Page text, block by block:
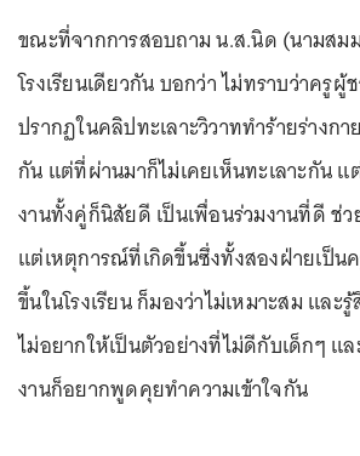
ขณะที่จากการสอบถาม น.ส.นิด (นามสม
โรงเรียนเดียวกัน บอกว่า ไม่ทราบว่าครู
ปรากฏในคลิปทะเลาะวิวาททำร้ายร่างก
กัน แต่ที่ผ่านมาก็ไม่เคยเห็นทะเลาะกัน แ
งานทั้งคู่ก็นิสัยดี เป็นเพื่อนร่วมงานที่ดี ช่
แต่เหตุการณ์ที่เกิดขึ้นซึ่งทั้งสองฝ่ายเป็น
ขึ้นในโรงเรียน ก็มองว่าไม่เหมาะสม และ
ไม่อยากให้เป็นตัวอย่างที่ไม่ดีกับเด็กๆ แ
งานก็อยากพูดคุยทำความเข้าใจกัน